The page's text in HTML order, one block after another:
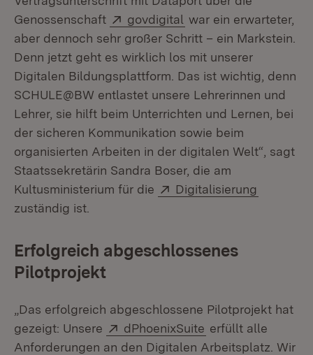
Genossenschaft
Extern:
govdigital (Öffnet in neuem
war ein erwarteter,
aber dennoch sehr großer Schritt – ein Markstein.
Denn jetzt geht es wirklich los mit unserer
Digitalen Bildungsplattform. Das ist wichtig, denn
SCHULE@BW entlastet unsere Lehrerinnen und
Lehrer, sie hilft beim Unterrichten und Lernen, bei
der sicheren Kommunikation sowie beim
organisierten Arbeiten in der digitalen Welt“, sagt
Staatssekretärin Sandra Boser, die am
Kultusministerium für die
Extern:
Digitalisierung
zuständig ist.
Erfolgreich abgeschlossenes
Pilotprojekt
„Das erfolgreich abgeschlossene Pilotprojekt hat
gezeigt: Unsere
Extern:
dPhoenixSuite (Öffnet in neuem
erfüllt alle
Anforderungen an den Digitalen Arbeitsplatz. Wir